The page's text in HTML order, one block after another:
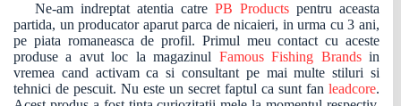
Ne-am indreptat atentia catrePB Products pentru aceasta
partida, un producator aparut parca de nicaieri, in urma cu 3 ani,
pe piata romaneasca de profil. Primul meu contact cu aceste
produse a avut loc la magazinul Famous Fishing Brandsin
vremea cand activam ca si consultant pe mai multe stiluri si
tehnici de pescuit. Nu este un secret faptul ca sunt fanleadcore.